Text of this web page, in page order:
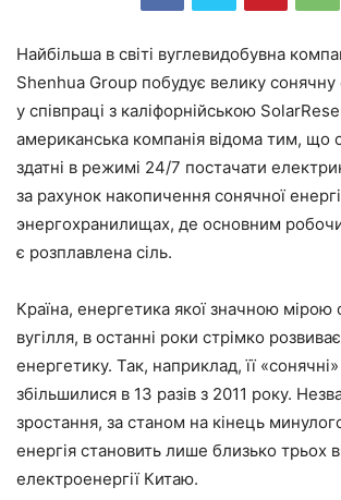
Найбільша в світі вуглевидобувна
Shenhua Group побудує велику
у співпраці з каліфорнійською
американська компанія відома тим, що
здатні в режимі 24/7 постачати
за рахунок накопичення сонячної
энергохранилищах, де основним
є розплавлена сіль.
Країна, енергетика якої значною мірою
вугілля, в останні роки стрімко
енергетику. Так, наприклад, її
збільшилися в 13 разів з 2011 року.
зростання, за станом на кінець
енергія становить лише близько трьох
електроенергії Китаю.